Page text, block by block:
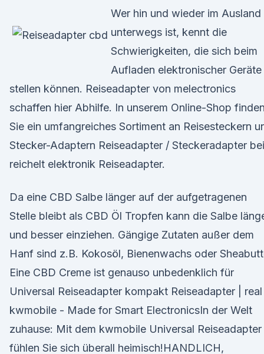
Wer hin und wieder im Ausland
unterwegs ist, kennt die
Schwierigkeiten, die sich beim
Aufladen elektronischer Geräte
stellen können. Reiseadapter von melectronics
schaffen hier Abhilfe. In unserem Online-Shop finden
Sie ein umfangreiches Sortiment an Reisesteckern
Stecker-Adaptern Reiseadapter / Steckeradapter bei
reichelt elektronik Reiseadapter.
Da eine CBD Salbe länger auf der aufgetragenen
Stelle bleibt als CBD Öl Tropfen kann die Salbe
und besser einziehen. Gängige Zutaten außer dem
Hanf sind z.B. Kokosöl, Bienenwachs oder
Eine CBD Creme ist genauso unbedenklich für
Universal Reiseadapter kompakt Reiseadapter | real
kwmobile - Made for Smart ElectronicsIn der Welt
zuhause: Mit dem kwmobile Universal Reiseadapter
fühlen Sie sich überall heimisch!HANDLICH,